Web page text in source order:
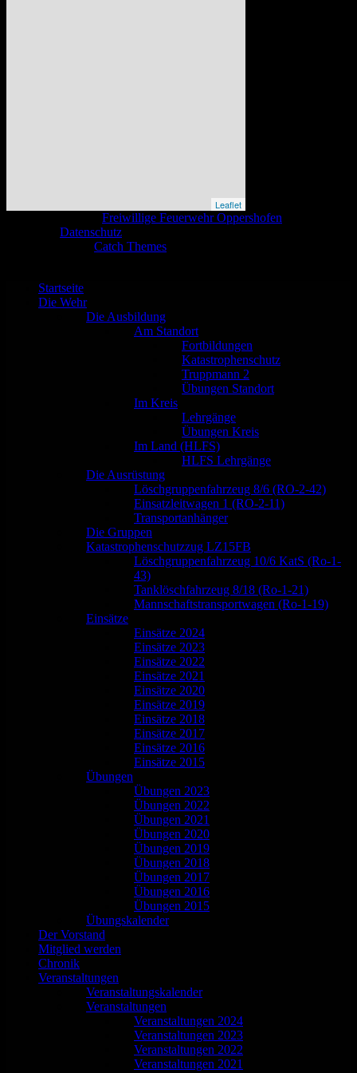
Leaflet
Freiwillige Feuerwehr Oppershofen
Datenschutz
Catch Themes
scrollenStartseite
Die Wehr
Die Ausbildung
Am Standort
Fortbildungen
Katastrophenschutz
Truppmann 2
Übungen Standort
Im Kreis
Lehrgänge
Übungen Kreis
Im Land (HLFS)
HLFS Lehrgänge
Die Ausrüstung
Löschgruppenfahrzeug 8/6 (RO-2-42)
Einsatzleitwagen 1 (RO-2-11)
Transportanhänger
Die Gruppen
Katastrophenschutzzug LZ15FB
Löschgruppenfahrzeug 10/6 KatS (Ro-1-
43)
Tanklöschfahrzeug 8/18 (Ro-1-21)
Mannschaftstransportwagen (Ro-1-19)
Einsätze
Einsätze 2024
Einsätze 2023
Einsätze 2022
Einsätze 2021
Einsätze 2020
Einsätze 2019
Einsätze 2018
Einsätze 2017
Einsätze 2016
Einsätze 2015
Übungen
Übungen 2023
Übungen 2022
Übungen 2021
Übungen 2020
Übungen 2019
Übungen 2018
Übungen 2017
Übungen 2016
Übungen 2015
Übungskalender
Der Vorstand
Mitglied werden
Chronik
Veranstaltungen
Veranstaltungskalender
Veranstaltungen
Veranstaltungen 2024
Veranstaltungen 2023
Veranstaltungen 2022
Veranstaltungen 2021